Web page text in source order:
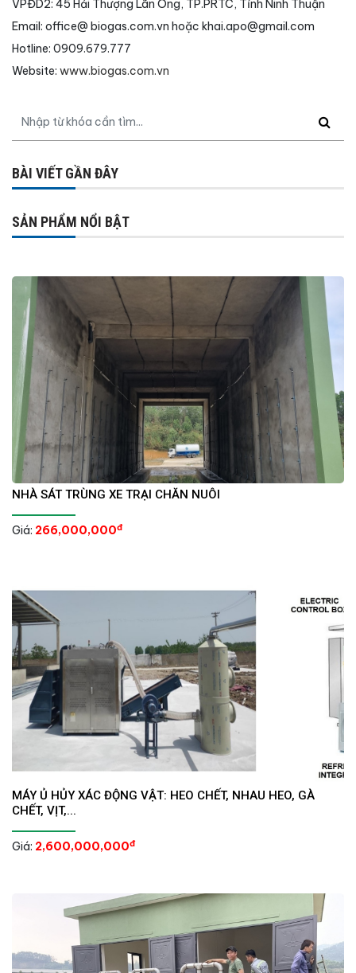
VPĐD2: 45 Hải Thượng Lãn Ông, TP.PRTC, Tỉnh Ninh Thuận
Email: office@ biogas.com.vn hoặc khai.apo@gmail.com
Hotline: 0909.679.777
Website: www.biogas.com.vn
BÀI VIẾT GẦN ĐÂY
SẢN PHẨM NỔI BẬT
NHÀ SÁT TRÙNG XE TRẠI CHĂN NUÔI
Giá: 266,000,000đ
MÁY Ủ HỦY XÁC ĐỘNG VẬT: HEO CHẾT, NHAU HEO, GÀ
CHẾT, VỊT,...
Giá: 2,600,000,000đ